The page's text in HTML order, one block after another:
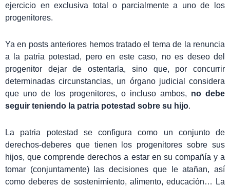
ejercicio en exclusiva total o parcialmente a uno de los
progenitores.
Ya en posts anteriores hemos tratado el tema de la renuncia
a la patria potestad, pero en este caso, no es deseo del
progenitor dejar de ostentarla, sino que, por concurrir
determinadas circunstancias, un órgano judicial considera
que uno de los progenitores, o incluso ambos, no debe
seguir teniendo la patria potestad sobre su hijo.
La patria potestad se configura como un conjunto de
derechos-deberes que tienen los progenitores sobre sus
hijos, que comprende derechos a estar en su compañía y a
tomar (conjuntamente) las decisiones que le atañan, así
como deberes de sostenimiento, alimento, educación… La